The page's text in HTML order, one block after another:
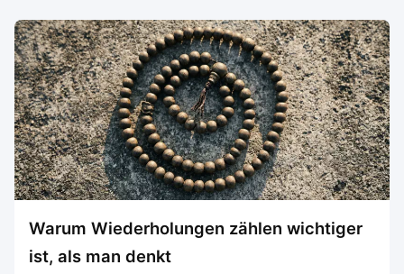
Warum Wiederholungen zählen wichtiger
ist, als man denkt